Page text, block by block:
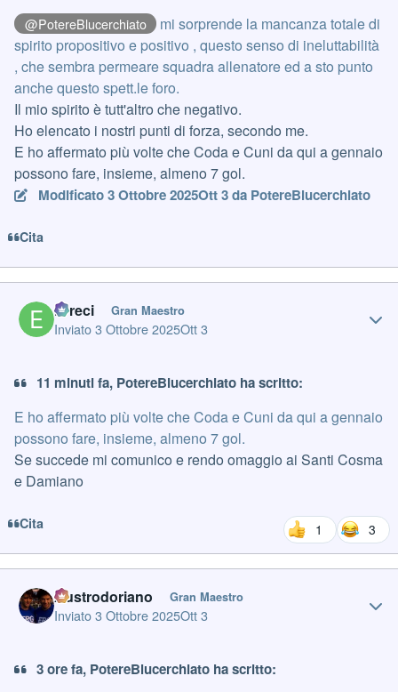
@PotereBlucerchiato
mi sorprende la mancanza totale di
spirito propositivo e positivo , questo senso di ineluttabilità
, che sembra permeare squadra allenatore ed a sto punto
anche questo spett.le foro.
Il mio spirito è tutt'altro che negativo.
Ho elencato i nostri punti di forza, secondo me.
E ho affermato più volte che Coda e Cuni da qui a gennaio
possono fare, insieme, almeno 7 gol.
Modificato3 Ottobre 2025Ott 3da PotereBlucerchiato
Cita
Erreci Gran Maestro
Inviato3 Ottobre 2025Ott 3
11 minuti fa, PotereBlucerchiato ha scritto:
E ho affermato più volte che Coda e Cuni da qui a gennaio
possono fare, insieme, almeno 7 gol.
Se succede mi comunico e rendo omaggio ai Santi Cosma
e Damiano
Cita 1 3
Austrodoriano Gran Maestro
Inviato3 Ottobre 2025Ott 3
3 ore fa, PotereBlucerchiato ha scritto: